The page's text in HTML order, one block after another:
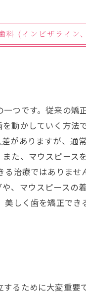
科 (インビザライン
つです。従来の
動かしていく方
がありますが、
た、マウスピー
治療ではありま
、マウスピース
しく歯を矯正で
るために大変重